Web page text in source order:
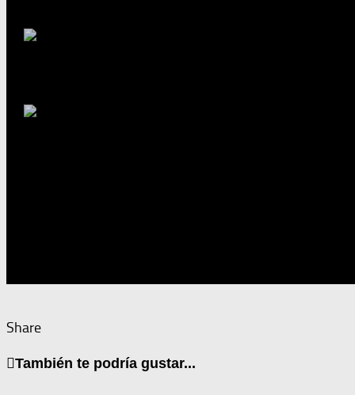
Share
También te podría gustar...